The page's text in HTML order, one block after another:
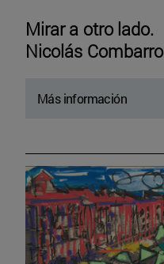
Mirar a otro lado.
Nicolás Combarro
Más información